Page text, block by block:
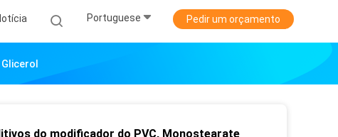
Portuguese Pedir um orçamento
do modificador do PVC, Monostearate